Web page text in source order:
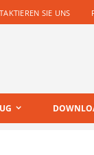
SIE UNS